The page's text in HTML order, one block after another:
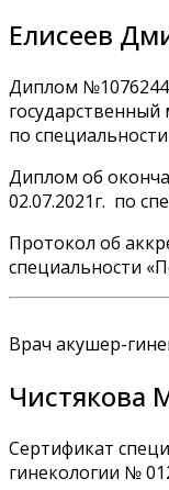
Елисеев
Диплом
государственный
по
Диплом об
02.07.2021г. по
Протокол об
специальности
Врач акушер-
Чистякова
Сертификат
гинекологии №